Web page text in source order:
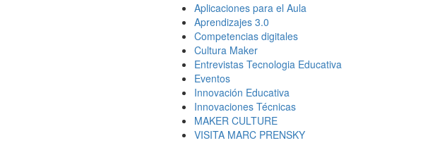
Aplicaciones para el Aula
Aprendizajes 3.0
Competencias digitales
Cultura Maker
Entrevistas Tecnologia Educativa
Eventos
Innovación Educativa
Innovaciones Técnicas
MAKER CULTURE
VISITA MARC PRENSKY